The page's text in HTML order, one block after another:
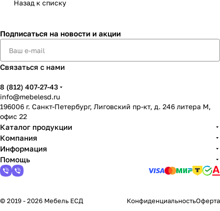
Назад к списку
Подписаться на новости и акции
Связаться с нами
8 (812) 407-27-43
info@mebelesd.ru
196006 г. Санкт-Петербург, Лиговский пр-кт, д. 246 литера М,
офис 22
Каталог продукции
Компания
Информация
Помощь
© 2019 - 2026 Мебель ЕСД КонфиденциальностьОферта